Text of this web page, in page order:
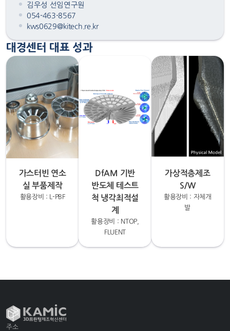
김우성 선임연구원
054-463-8567
kws0629@kitech.re.kr
대경센터 대표 성과
가스터빈 연소
실 부품제작
활용장비 : L-PBF
DfAM 기반
반도체 테스트
척 냉각최적설
계
활용장비 : NTOP,
FLUENT
가상적층제조
S/W
활용장비 : 자체개
발
주소